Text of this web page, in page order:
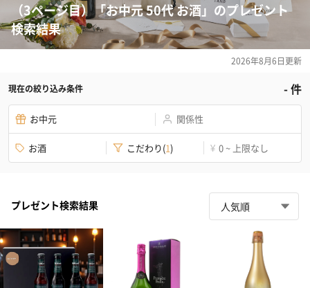
（3ページ目）「お中元 50代 お酒」のプレゼント
検索結果
2026年8月6日更新
現在の絞り込み条件 -件
お中元 関係性
お酒 こだわり(1) ¥ 0 ~ 上限なし
プレゼント検索結果